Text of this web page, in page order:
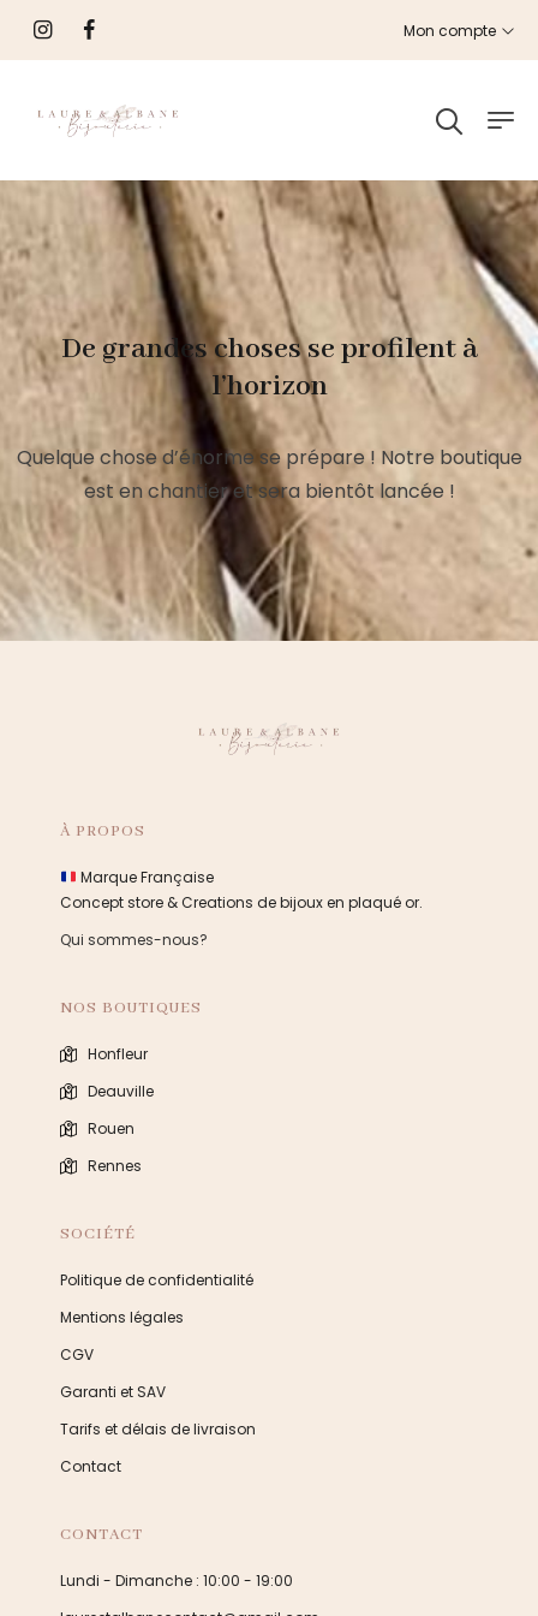
Mon compte
De grandes choses se profilent à
l’horizon
Quelque chose d’énorme se prépare ! Notre boutique
est en chantier et sera bientôt lancée !
À PROPOS
Marque Française
Concept store & Creations de bijoux en plaqué or.
Qui sommes-nous?
NOS BOUTIQUES
Honfleur
Deauville
Rouen
Rennes
SOCIÉTÉ
Politique de confidentialité
Mentions légales
CGV
Garanti et SAV
Tarifs et délais de livraison
Contact
CONTACT
Lundi - Dimanche : 10:00 - 19:00